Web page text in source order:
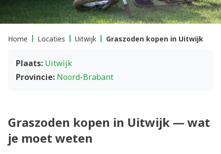
Home Locaties Uitwijk Graszoden kopen in Uitwijk
Plaats: Uitwijk
Provincie: Noord-Brabant
Graszoden kopen in Uitwijk — wat
je moet weten